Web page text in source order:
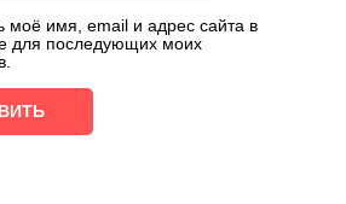
моё имя, email и адрес сайта в
для последующих моих